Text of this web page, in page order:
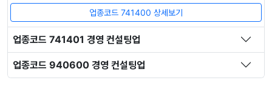
업종코드 741400 상세보기
업종코드 741401 경영 컨설팅업
업종코드 940600 경영 컨설팅업